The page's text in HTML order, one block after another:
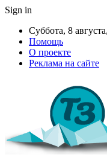
Sign in
Суббота, 8
Помощь
О проекте
Реклама на сайте